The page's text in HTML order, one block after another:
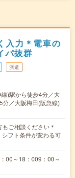
入力＊電車の
パ抜群
派遣
)駅から徒歩4分／大
／大阪梅田(阪急線)
ご相談ください＊
シフト条件が変わる可
00～18：009：00～